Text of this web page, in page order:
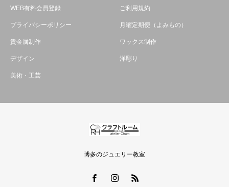
WEB有料会員登録 ご利用規約
プライバシーポリシー 月曜定期便（よみもの）
貴金属制作 ワックス制作
デザイン 洋彫り
美術・工芸
博多のジュエリー教室